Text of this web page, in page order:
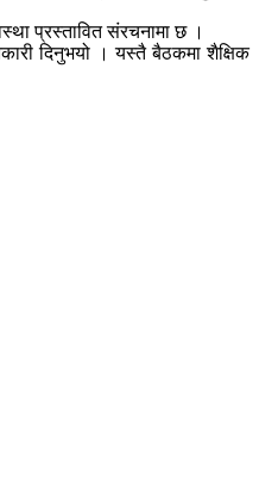
प्रस्तावित संरचनामा छ ।
दिनुभयो । यस्तै बैठकमा शैक्षिक